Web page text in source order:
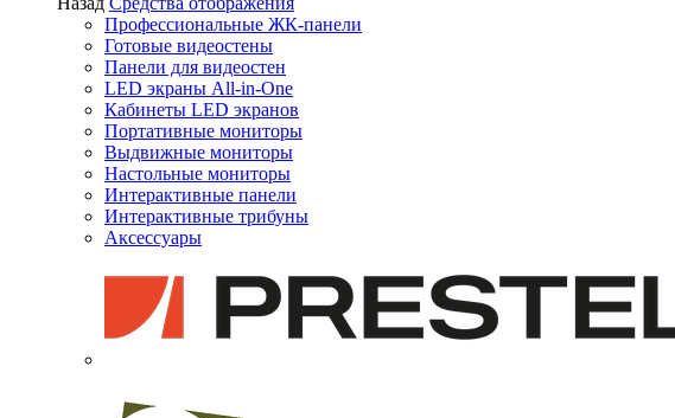
Профессиональные ЖК-панели
Готовые видеостены
Панели для видеостен
LED экраны All-in-One
Кабинеты LED экранов
Портативные мониторы
Выдвижные мониторы
Настольные мониторы
Интерактивные панели
Интерактивные трибуны
Аксессуары